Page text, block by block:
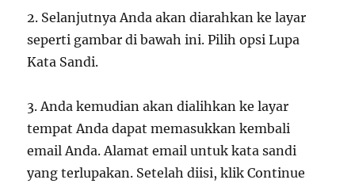
2. Selanjutnya Anda akan diarahkan ke layar
seperti gambar di bawah ini. Pilih opsi Lupa
Kata Sandi.
3. Anda kemudian akan dialihkan ke layar
tempat Anda dapat memasukkan kembali
email Anda. Alamat email untuk kata sandi
yang terlupakan. Setelah diisi, klik Continue